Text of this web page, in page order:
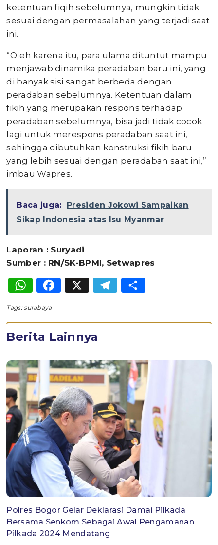
ketentuan fiqih sebelumnya, mungkin tidak
sesuai dengan permasalahan yang terjadi saat
ini.
“Oleh karena itu, para ulama dituntut mampu
menjawab dinamika peradaban baru ini, yang
di banyak sisi sangat berbeda dengan
peradaban sebelumnya. Ketentuan dalam
fikih yang merupakan respons terhadap
peradaban sebelumnya, bisa jadi tidak cocok
lagi untuk merespons peradaban saat ini,
sehingga dibutuhkan konstruksi fikih baru
yang lebih sesuai dengan peradaban saat ini,”
imbau Wapres.
Baca juga:
Presiden Jokowi Sampaikan
Sikap Indonesia atas Isu Myanmar
Laporan : Suryadi
Sumber : RN/SK-BPMI, Setwapres
WhatsApp
Facebook
X Telegram
Tags: surabaya
Berita Lainnya
Polres Bogor Gelar Deklarasi Damai Pilkada
Bersama Senkom Sebagai Awal Pengamanan
Pilkada 2024 Mendatang